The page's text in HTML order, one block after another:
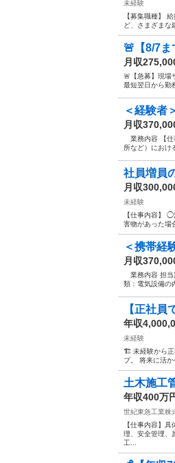
未経験
【募集職種】
ど、さまざまな
🚨【8/7ま
月収
🚨【急募】現場
最短翌日から
＜経験者
月収
業務内容 【仕
所など）におけ
社員増員
月収
未経験
【仕事内容】
害物があった場
＜携帯経
月収
業務内容 担当
類：電気設備の
【正社
年収
未経験
🏗️ 未経験から正
プ。 将来に活
土木施工
年収400万
世紀東急工業株
【仕事内容】
理、安全管理、
工...